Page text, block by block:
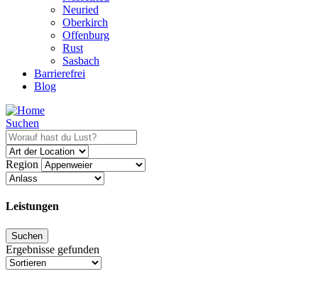
Neuried
Oberkirch
Offenburg
Rust
Sasbach
Barrierefrei
Blog
Suchen
Region
Leistungen
Ergebnisse gefunden